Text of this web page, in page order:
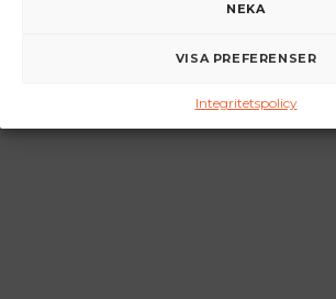
NEKA
VISA PREFERENSER
Integritetspolicy